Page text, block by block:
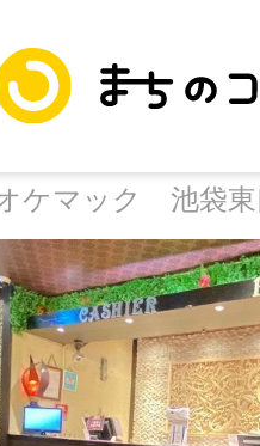
ケマック 池袋東
トップ